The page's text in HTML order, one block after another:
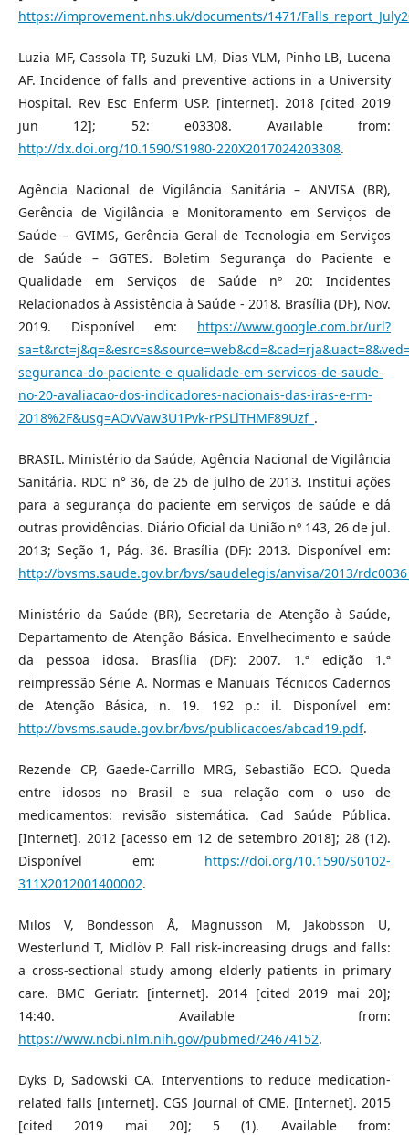
https://improvement.nhs.uk/documents/1471/
Luzia MF, Cassola TP, Suzuki LM, Dias VLM, Pinho LB, Lucena
AF. Incidence of falls and preventive actions in a University
Hospital. Rev Esc Enferm USP. [internet]. 2018 [cited 2019
jun 12]; 52: e03308. Available from:
http://dx.doi.org/10.1590/S1980-220X2017024203308.
Agência Nacional de Vigilância Sanitária – ANVISA (BR),
Gerência de Vigilância e Monitoramento em Serviços de
Saúde – GVIMS, Gerência Geral de Tecnologia em Serviços
de Saúde – GGTES. Boletim Segurança do Paciente e
Qualidade em Serviços de Saúde nº 20: Incidentes
Relacionados à Assistência à Saúde - 2018. Brasília (DF), Nov.
2019. Disponível em: https://www.google.com.br/url?
seguranca-do-paciente-e-qualidade-em-servicos-de-saude-
no-20-avaliacao-dos-indicadores-nacionais-das-iras-e-rm-
2018%2F&usg=AOvVaw3U1Pvk-rPSLlTHMF89Uzf_ .
BRASIL. Ministério da Saúde, Agência Nacional de Vigilância
Sanitária. RDC n° 36, de 25 de julho de 2013. Institui ações
para a segurança do paciente em serviços de saúde e dá
outras providências. Diário Oficial da União nº 143, 26 de jul.
2013; Seção 1, Pág. 36. Brasília (DF): 2013. Disponível em:
http://bvsms.saude.gov.br/bvs/saudelegis/anvisa/2013/
Ministério da Saúde (BR), Secretaria de Atenção à Saúde,
Departamento de Atenção Básica. Envelhecimento e saúde
da pessoa idosa. Brasília (DF): 2007. 1.ª edição 1.ª
reimpressão Série A. Normas e Manuais Técnicos Cadernos
de Atenção Básica, n. 19. 192 p.: il. Disponível em:
http://bvsms.saude.gov.br/bvs/publicacoes/abcad19.pdf.
Rezende CP, Gaede-Carrillo MRG, Sebastião ECO. Queda
entre idosos no Brasil e sua relação com o uso de
medicamentos: revisão sistemática. Cad Saúde Pública.
[Internet]. 2012 [acesso em 12 de setembro 2018]; 28 (12).
Disponível em: https://doi.org/10.1590/S0102-
311X2012001400002.
Milos V, Bondesson Å, Magnusson M, Jakobsson U,
Westerlund T, Midlöv P. Fall risk-increasing drugs and falls:
a cross-sectional study among elderly patients in primary
care. BMC Geriatr. [internet]. 2014 [cited 2019 mai 20];
14:40. Available from:
https://www.ncbi.nlm.nih.gov/pubmed/24674152.
Dyks D, Sadowski CA. Interventions to reduce medication-
related falls [internet]. CGS Journal of CME. [Internet]. 2015
[cited 2019 mai 20]; 5 (1). Available from: